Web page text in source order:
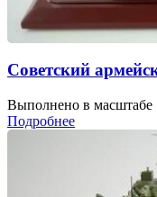
Советский
Выполнено в масштабе
Подробнее